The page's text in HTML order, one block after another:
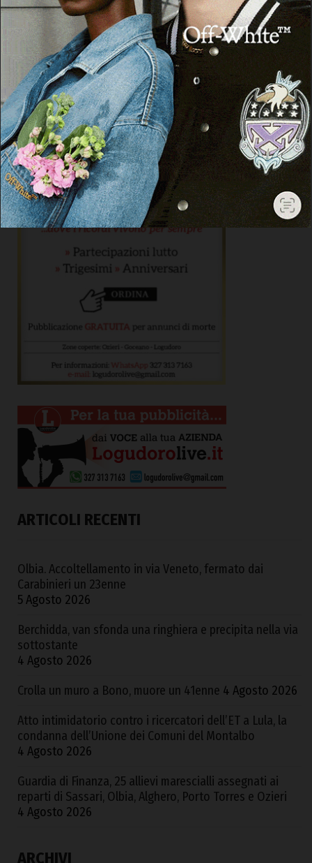
ARTICOLI RECENTI
Olbia. Accoltellamento in via Veneto, fermato dai
Carabinieri un 23enne
5 Agosto 2026
Berchidda, van sfonda una ringhiera e precipita nella via
sottostante
4 Agosto 2026
Crolla un muro a Bono, muore un 41enne 4 Agosto 2026
Atto intimidatorio contro i ricercatori dell’ET a Lula, la
condanna dell’Unione dei Comuni del Montalbo
4 Agosto 2026
Guardia di Finanza, 25 allievi marescialli assegnati ai
reparti di Sassari, Olbia, Alghero, Porto Torres e Ozieri
4 Agosto 2026
ARCHIVI